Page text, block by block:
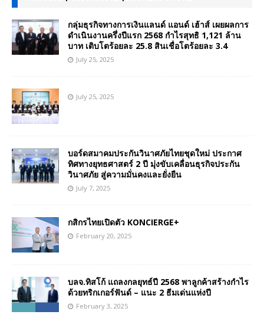
กลุ่มธุรกิจทางการเงินแลนด์ แอนด์ เฮ้าส์ เผยผลการ
ดำเนินงานครึ่งปีแรก 2568 กำไรสุทธิ 1,121 ล้าน
บาท เติบโตร้อยละ 25.8 สินเชื่อโตร้อยละ 3.4
July 25, 2025
July 25, 2025
บอร์ดสมาคมประกันวินาศภัยไทยชุดใหม่ ประกาศ
ทิศทางยุทธศาสตร์ 2 ปี มุ่งขับเคลื่อนธุรกิจประกัน
วินาศภัย สู่ความมั่นคงและยั่งยืน
July 7, 2025
กสิกรไทยเปิดตัว KONCIERGE+
February 20, 2025
บลจ.ทิสโก้ แถลงกลยุทธ์ปี 2568 พาลูกค้าสร้างกำไร
ด้วยทริกเกอร์ฟันด์ – แนะ 2 ธีมเด่นแห่งปี
February 3, 2025